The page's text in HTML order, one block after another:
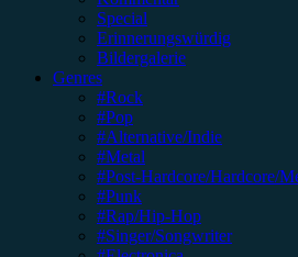
Special
Erinnerungswürdig
Bildergalerie
Genres
#Rock
#Pop
#Alternative/Indie
#Metal
#Post-Hardcore/Hardcore/
#Punk
#Rap/Hip-Hop
#Singer/Songwriter